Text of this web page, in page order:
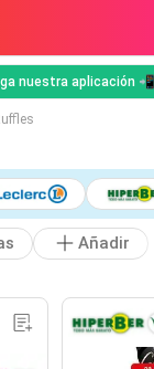
nuestra aplicación 📲
Añadir